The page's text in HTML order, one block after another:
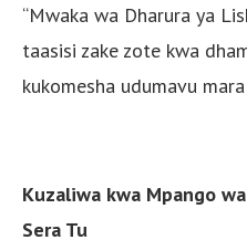
“Mwaka wa Dharura ya
taasisi zake zote kwa
kukomesha udumavu
Kuzaliwa kwa Mpango
Sera Tu